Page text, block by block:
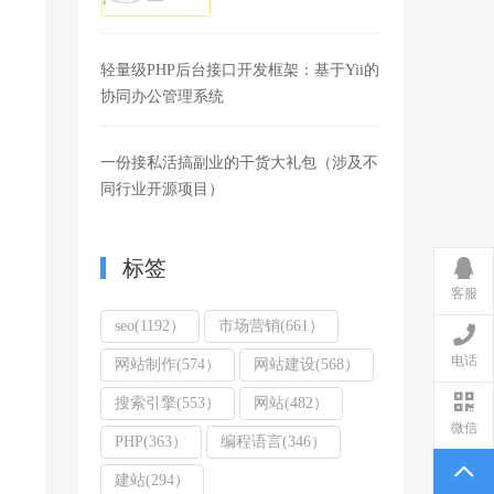
轻量级PHP后台接口开发框架：基于Yii的
协同办公管理系统
一份接私活搞副业的干货大礼包（涉及不
同行业开源项目）
标签
seo(1192） 市场营销(661）
网站制作(574） 网站建设(568）
搜索引擎(553） 网站(482）
PHP(363） 编程语言(346）
建站(294）
客服
电话
微信